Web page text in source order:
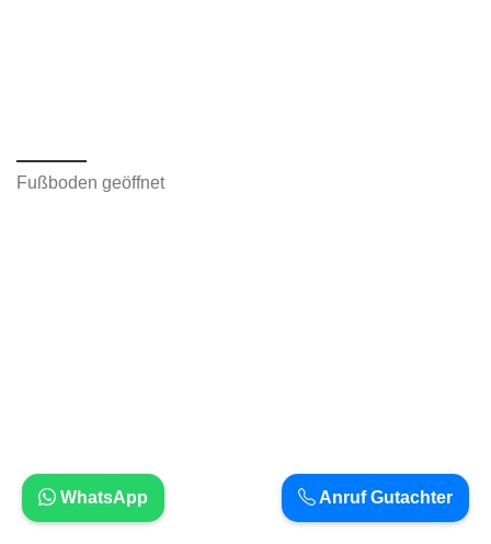
Fußboden geöffnet
Anruf Gutachter
WhatsApp